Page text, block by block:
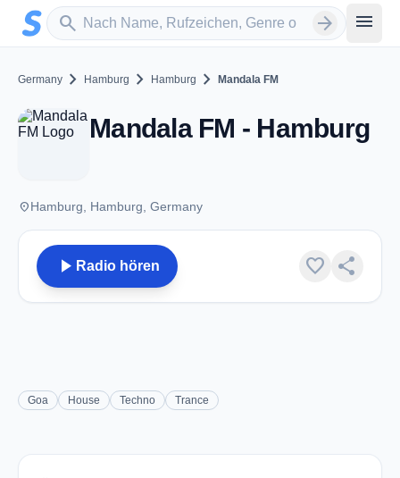
Zum Hauptinhalt springen
search
Sender suchen arrow_forward menu
Germany chevron_right Hamburg chevron_right Hamburg chevron_right Mandala FM
Mandala FM - Hamburg
placeHamburg, Hamburg, Germany
play_arrow Radio hören favorite share
Goa House Techno Trance